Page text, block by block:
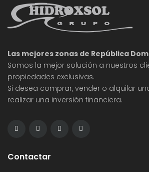
Las mejores zonas de República
Somos la mejor solución a nuestros
propiedades exclusivas.
Si desea comprar, vender o alquilar
realizar una inversión financiera.
Contactar